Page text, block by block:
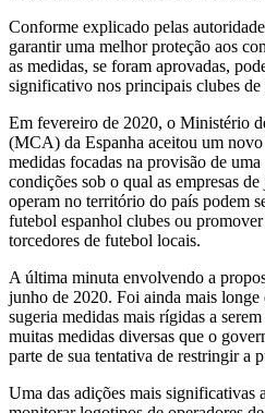
Conforme explicado pelas
garantir uma melhor proteção aos
as medidas, se foram aprovadas,
significativo nos principais clubes de
Em fevereiro de 2020, o Ministério
(MCA) da Espanha aceitou um
medidas focadas na provisão de
condições sob o qual as empresas
operam no território do país podem
futebol espanhol clubes ou
torcedores de futebol locais.
A última minuta envolvendo a
junho de 2020. Foi ainda mais
sugeria medidas mais rígidas a
muitas medidas diversas que o
parte de sua tentativa de restringir a
Uma das adições mais